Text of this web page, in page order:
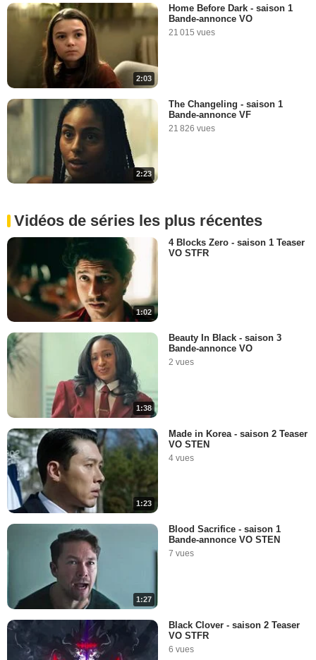
2:03
Home Before Dark - saison 1
Bande-annonce VO
21 015 vues
2:23
The Changeling - saison 1
Bande-annonce VF
21 826 vues
Vidéos de séries les plus récentes
1:02
4 Blocks Zero - saison 1 Teaser
VO STFR
1:38
Beauty In Black - saison 3
Bande-annonce VO
2 vues
1:23
Made in Korea - saison 2 Teaser
VO STEN
4 vues
1:27
Blood Sacrifice - saison 1
Bande-annonce VO STEN
7 vues
Black Clover - saison 2 Teaser
VO STFR
6 vues